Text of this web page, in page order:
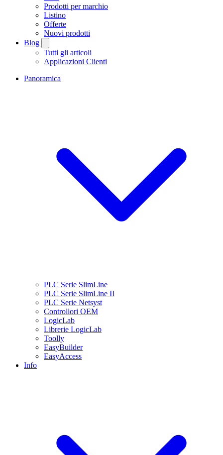
Prodotti per marchio
Listino
Offerte
Nuovi prodotti
Blog
Tutti gli articoli
Applicazioni Clienti
Panoramica
PLC Serie SlimLine
PLC Serie SlimLine II
PLC Serie Netsyst
Controllori OEM
LogicLab
Librerie LogicLab
Toolly
EasyBuilder
EasyAccess
Info